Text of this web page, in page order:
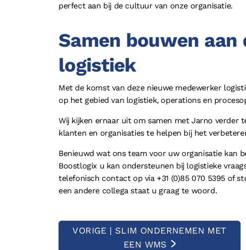
perfect aan bij de cultuur van onze organisatie.
Samen bouwen
logistiek
Met de komst van deze nieuwe medewerker
op het gebied van logistiek, operations en
Wij kijken ernaar uit om samen met Jarno verder
klanten en organisaties te helpen bij het
Benieuwd wat ons team voor uw organisatie kan
Boostlogix u kan ondersteunen bij logistieke
telefonisch contact op via +31 (0)85 070 5395 of
een andere collega staat u graag te woord.
VORIGE | SLIM ONDERNEMEN MET
EEN WMS